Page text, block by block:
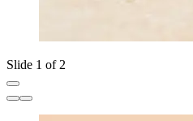
Slide 1 of 2